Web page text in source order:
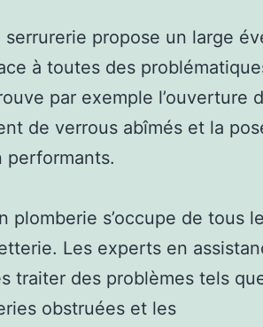
serrurerie propose un large
à toutes des
par exemple l’ouverture
de verrous abîmés et la
performants.
plomberie s’occupe de tous
Les experts en
traiter des problèmes tels
obstruées et les